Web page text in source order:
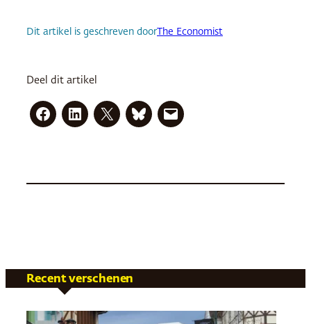
Dit artikel is geschreven doorThe Economist
Deel dit artikel
Recent verschenen